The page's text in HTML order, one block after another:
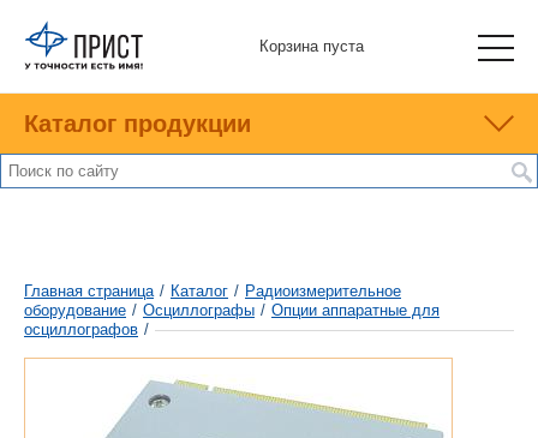
Корзина пуста
Каталог продукции
Главная страница / Каталог / Радиоизмерительное
оборудование / Осциллографы / Опции аппаратные для
осциллографов /